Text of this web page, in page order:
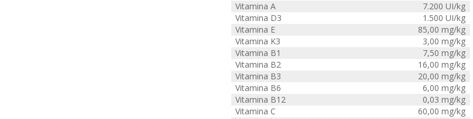
Vitamina A
7.200 UI/kg
Vitamina D3
1.500 UI/kg
Vitamina E
85,00 mg/kg
Vitamina K3
3,00 mg/kg
Vitamina B1
7,50 mg/kg
Vitamina B2
16,00 mg/kg
Vitamina B3
20,00 mg/kg
Vitamina B6
6,00 mg/kg
Vitamina B12
0,03 mg/kg
Vitamina C
60,00 mg/kg